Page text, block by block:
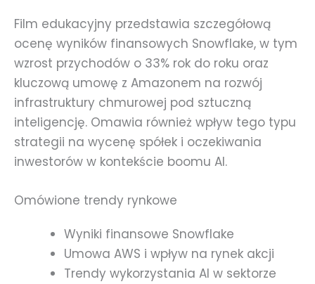
Film edukacyjny przedstawia szczegółową
ocenę wyników finansowych Snowflake, w tym
wzrost przychodów o 33% rok do roku oraz
kluczową umowę z Amazonem na rozwój
infrastruktury chmurowej pod sztuczną
inteligencję. Omawia również wpływ tego typu
strategii na wycenę spółek i oczekiwania
inwestorów w kontekście boomu AI.
Omówione trendy rynkowe
Wyniki finansowe Snowflake
Umowa AWS i wpływ na rynek akcji
Trendy wykorzystania AI w sektorze